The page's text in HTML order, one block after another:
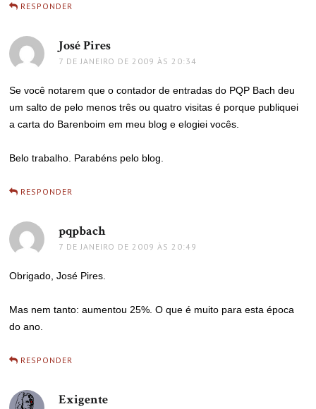
RESPONDER
José Pires
7 DE JANEIRO DE 2009 ÀS 20:34
Se você notarem que o contador de entradas do PQP Bach deu
um salto de pelo menos três ou quatro visitas é porque publiquei
a carta do Barenboim em meu blog e elogiei vocês.
Belo trabalho. Parabéns pelo blog.
RESPONDER
pqpbachdisse:
7 DE JANEIRO DE 2009 ÀS 20:49
Obrigado, José Pires.
Mas nem tanto: aumentou 25%. O que é muito para esta época
do ano.
RESPONDER
Exigente